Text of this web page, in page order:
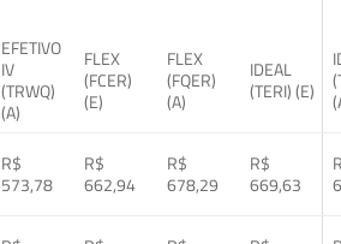
EFETIVO
IV
(TRWQ)
(A)
FLEX
(FCER)
(E)
FLEX
(FQER)
(A)
IDEAL
(TERI) (E)
R$
573,78
R$
662,94
R$
678,29
R$
669,63